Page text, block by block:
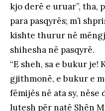
kjo derë e uruar”, tha,
para pasqyrës; m’i
kishte thurur në
shihesha në pasqyrë.
“E sheh, sa e bukur je!
gjithmonë, e bukur e
fëmijës në ata sy, nëse
lutesh për natë Shën